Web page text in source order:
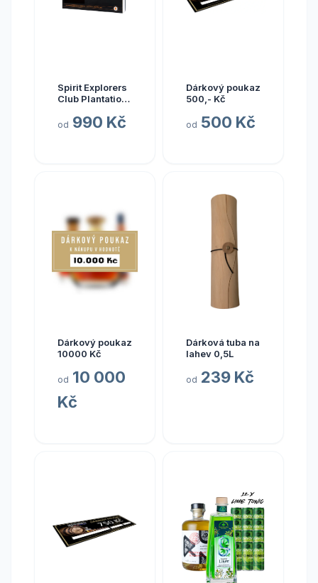
Spirit Explorers
Club Plantation
od 990 Kč
Dárkový poukaz
500,- Kč
od 500 Kč
Dárkový poukaz
10000 Kč
od 10 000
Kč
Dárková tuba na
lahev 0,5L
od 239 Kč